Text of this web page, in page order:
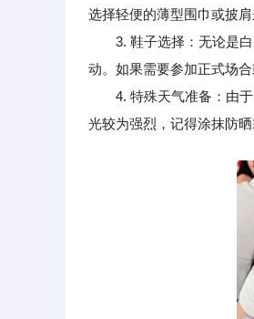
选择轻便的薄型围巾或披肩
3. 鞋子选择：无论是白
动。如果需要参加正式场
4. 特殊天气准备：由于
光较为强烈，记得涂抹防